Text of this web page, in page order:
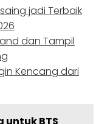
jadi Terbaik
dan Tampil
Kencang dari